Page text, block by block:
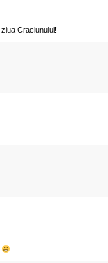
Craciunului!